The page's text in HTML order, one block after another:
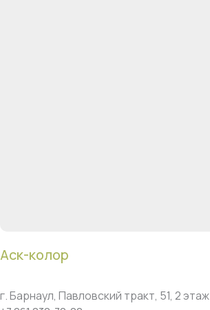
Аск-колор
г. Барнаул, Павловский тракт, 51, 2 этаж